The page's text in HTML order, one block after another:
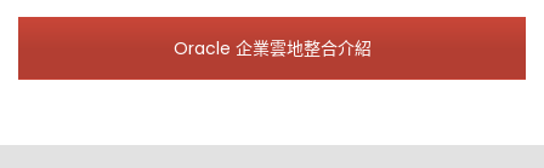
Oracle 企業雲地整合介紹